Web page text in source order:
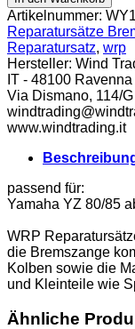
Bremszange
hinten
Menge
Artikelnummer:
Reparatursätze
Reparatursatz, wrp
Hersteller: Wind
IT - 48100 Ravenna
Via Dismano, 114/G
www.windtrading.it
passend für:
Yamaha YZ 80/85
WRP
die Bremszange
Kolben sowie die
und Kleinteile wie
Ähnliche